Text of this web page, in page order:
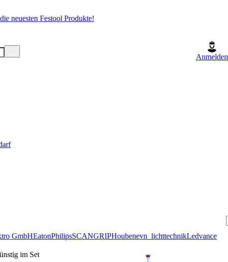
neuesten Festool Produkte!
Anmelden
GmbHEatonPhilipsSCANGRIPHoubenevn_lichttechnikLedvance
im Set